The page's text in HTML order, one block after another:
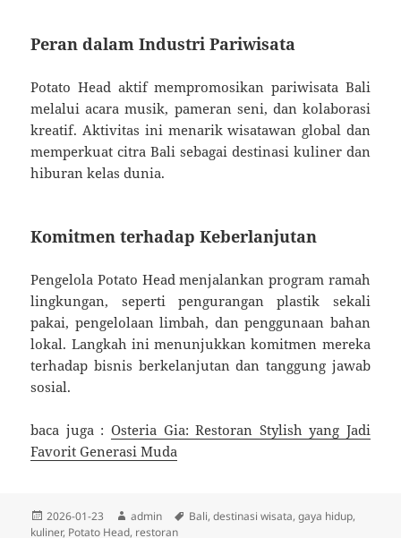
Peran dalam Industri Pariwisata
Potato Head aktif mempromosikan pariwisata Bali
melalui acara musik, pameran seni, dan kolaborasi
kreatif. Aktivitas ini menarik wisatawan global dan
memperkuat citra Bali sebagai destinasi kuliner dan
hiburan kelas dunia.
Komitmen terhadap Keberlanjutan
Pengelola Potato Head menjalankan program ramah
lingkungan, seperti pengurangan plastik sekali
pakai, pengelolaan limbah, dan penggunaan bahan
lokal. Langkah ini menunjukkan komitmen mereka
terhadap bisnis berkelanjutan dan tanggung jawab
sosial.
baca juga : Osteria Gia: Restoran Stylish yang Jadi
Favorit Generasi Muda
Diposkan
pada
2026-01-23 Penulis
admin Tag
Bali,destinasi wisata,gaya hidup,
kuliner, Potato Head, restoran